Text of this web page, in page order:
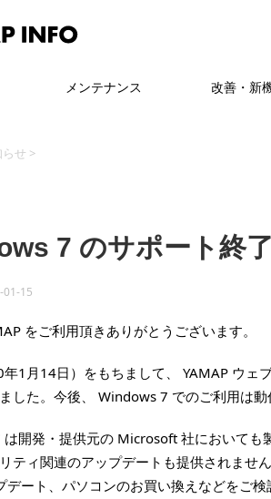
メンテナンス 改善・新
せ >
7 のサポート終
01-15
をご利用頂きありがとうございます。
1月14日）をもちまして、 YAMAP ウェ
した。今後、 Windows 7 でのご利用は動
開発・提供元の Microsoft 社においても
ティ関連のアップデートも提供されませ
デート、パソコンのお買い換えなどをご